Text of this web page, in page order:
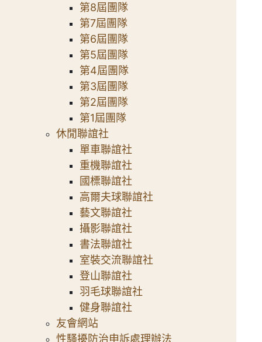
第8屆團隊
第7屆團隊
第6屆團隊
第5屆團隊
第4屆團隊
第3屆團隊
第2屆團隊
第1屆團隊
休閒聯誼社
單車聯誼社
重機聯誼社
國標聯誼社
高爾夫球聯誼社
藝文聯誼社
攝影聯誼社
書法聯誼社
室裝交流聯誼社
登山聯誼社
羽毛球聯誼社
健身聯誼社
友會網站
性騷擾防治申訴處理辦法